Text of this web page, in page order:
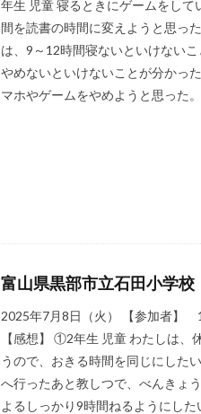
年生 児童 寝るときにゲームをし
間を読書の時間に変えようと思っ
は、9～12時間寝ないといけない
やめないといけないことが分かっ
マホやゲームをやめようと思った
富山県黒部市立石田小学校
2025年7月8日（火） 【参加者】
【感想】 ①2年生 児童 わたしは
うので、おきる時間を同じにした
へ行ったあと教しつで、べんきょ
よるしっかり9時間ねるようにし